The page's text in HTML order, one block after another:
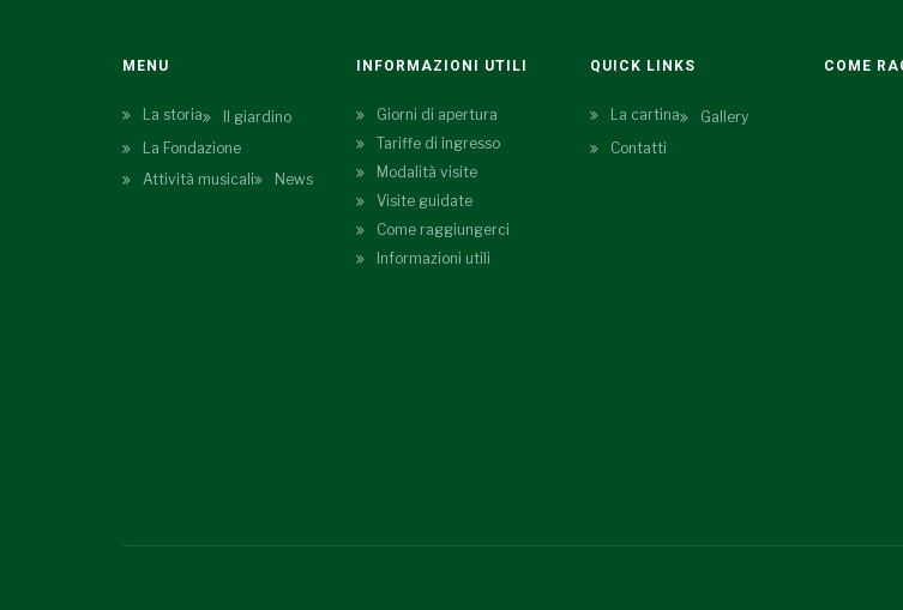
MENU
La storia
Il giardino
La Fondazione
Attività musicali
News
INFORMAZIONI UTILI
Giorni di apertura
Tariffe di ingresso
Modalità visite
Visite guidate
Come raggiungerci
Informazioni utili
QUICK LINKS
La cartina
Gallery
Contatti
COME